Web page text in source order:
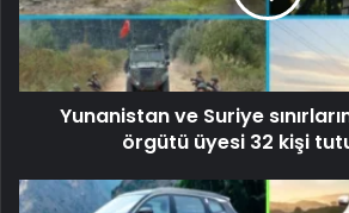
Yunanistan ve Suriye
örgütü üyesi 32 kişi